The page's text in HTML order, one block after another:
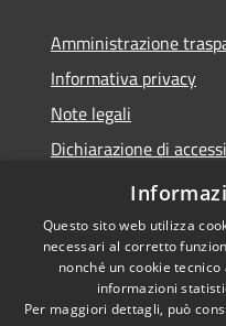
Amministrazione
Informativa privacy
Note legali
Dichiarazione di
WhistleblowingPA
Questo sito web utilizza
necessari al corretto
nonché un cookie
informazioni
Per maggiori dettagli, può